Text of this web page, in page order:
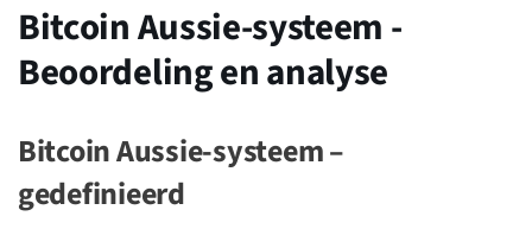
Bitcoin Aussie-systeem -
Beoordeling en analyse
Bitcoin Aussie-systeem –
gedefinieerd